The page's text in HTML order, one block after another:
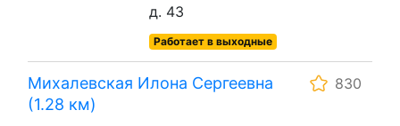
д. 43
Работает в выходные
Михалевская Илона Сергеевна
(1.28 км)
830